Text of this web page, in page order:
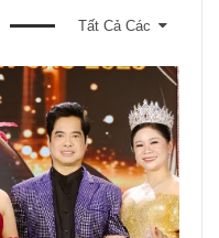
Tất Cả Các